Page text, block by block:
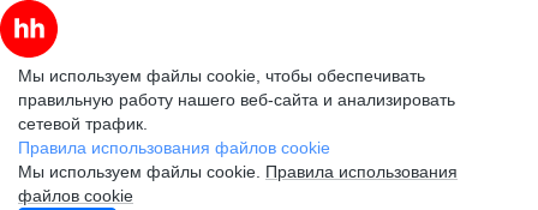
Мы используем файлы cookie, чтобы обеспечивать
правильную работу нашего веб-сайта и анализировать
сетевой трафик.
Правила использования файлов cookie
Мы используем файлы cookie. Правила использования
файлов cookie